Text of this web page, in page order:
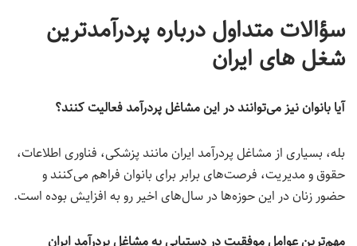
سؤالات متداول درباره پردرآمدترین
شغل های ایران
آیا بانوان نیز می‌توانند در این مشاغل پردرآمد فعالیت کنند؟
بله، بسیاری از مشاغل پردرآمد ایران مانند پزشکی، فناوری اطلاعات،
حقوق و مدیریت، فرصت‌های برابر برای بانوان فراهم می‌کنند و
حضور زنان در این حوزه‌ها در سال‌های اخیر رو به افزایش بوده است.
مهم‌ترین عوامل موفقیت در دستیابی به مشاغل پردرآمد ایران